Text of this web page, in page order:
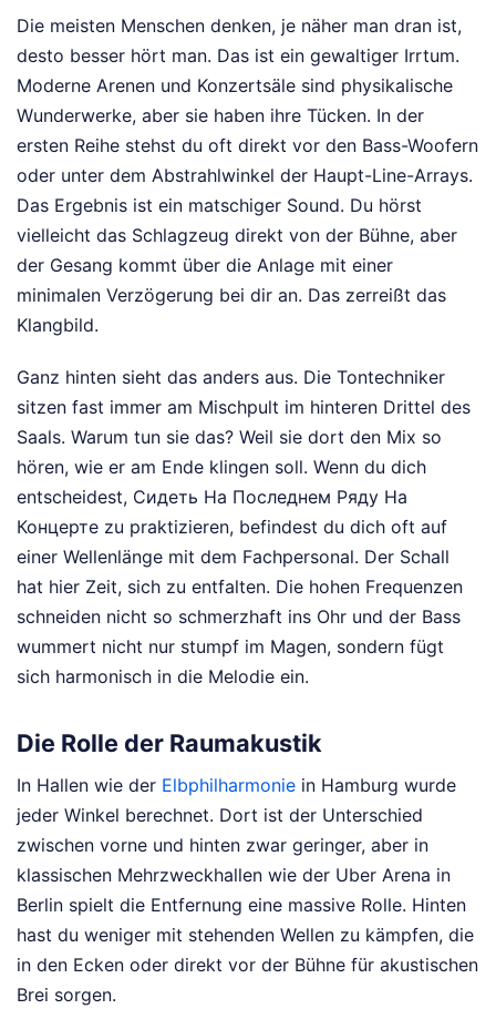
Die meisten Menschen denken, je näher man dran ist,
desto besser hört man. Das ist ein gewaltiger Irrtum.
Moderne Arenen und Konzertsäle sind physikalische
Wunderwerke, aber sie haben ihre Tücken. In der
ersten Reihe stehst du oft direkt vor den Bass-Woofern
oder unter dem Abstrahlwinkel der Haupt-Line-Arrays.
Das Ergebnis ist ein matschiger Sound. Du hörst
vielleicht das Schlagzeug direkt von der Bühne, aber
der Gesang kommt über die Anlage mit einer
minimalen Verzögerung bei dir an. Das zerreißt das
Klangbild.
Ganz hinten sieht das anders aus. Die Tontechniker
sitzen fast immer am Mischpult im hinteren Drittel des
Saals. Warum tun sie das? Weil sie dort den Mix so
hören, wie er am Ende klingen soll. Wenn du dich
entscheidest, Сидеть На Последнем Ряду На
Концерте zu praktizieren, befindest du dich oft auf
einer Wellenlänge mit dem Fachpersonal. Der Schall
hat hier Zeit, sich zu entfalten. Die hohen Frequenzen
schneiden nicht so schmerzhaft ins Ohr und der Bass
wummert nicht nur stumpf im Magen, sondern fügt
sich harmonisch in die Melodie ein.
Die Rolle der Raumakustik
In Hallen wie der Elbphilharmonie in Hamburg wurde
jeder Winkel berechnet. Dort ist der Unterschied
zwischen vorne und hinten zwar geringer, aber in
klassischen Mehrzweckhallen wie der Uber Arena in
Berlin spielt die Entfernung eine massive Rolle. Hinten
hast du weniger mit stehenden Wellen zu kämpfen, die
in den Ecken oder direkt vor der Bühne für akustischen
Brei sorgen.